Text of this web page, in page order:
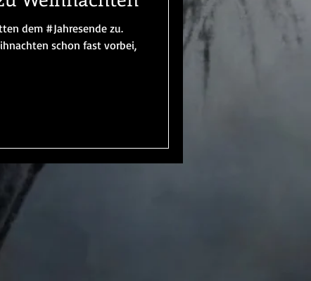
dem #Jahresende zu.
schon fast vorbei,